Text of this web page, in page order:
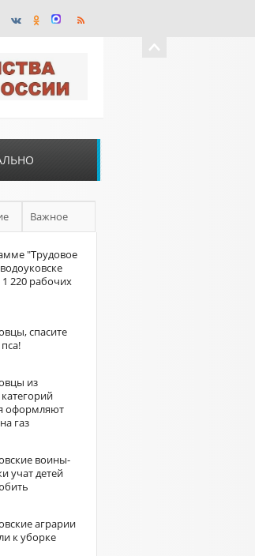
Важное
"Трудовое
220 рабочих
спасите
из
оформляют
газ
воины-
учат детей
аграрии
к уборке